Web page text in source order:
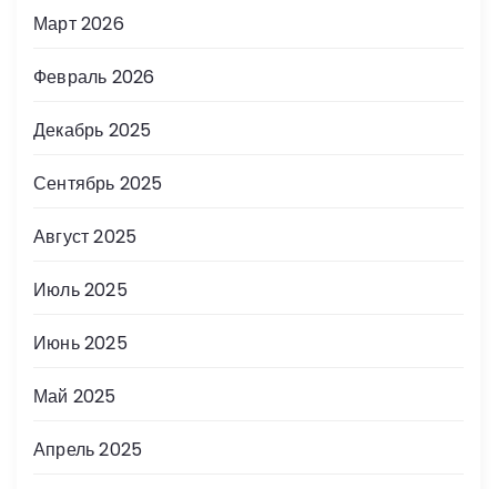
Март 2026
Февраль 2026
Декабрь 2025
Сентябрь 2025
Август 2025
Июль 2025
Июнь 2025
Май 2025
Апрель 2025